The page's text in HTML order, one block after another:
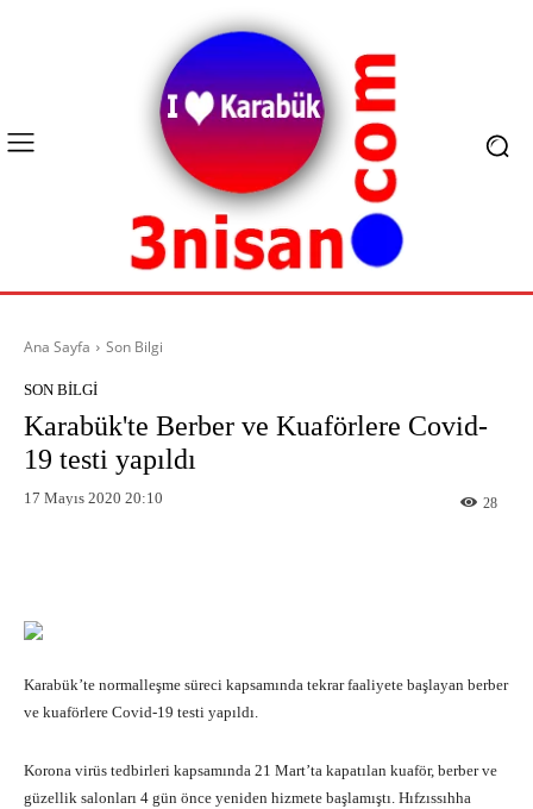
Ana Sayfa Son Bilgi
SON BILGI
Karabük'te Berber ve Kuaförlere Covid-
19 testi yapıldı
17 Mayıs 2020 20:10 28
Karabük’te normalleşme süreci kapsamında tekrar faaliyete başlayan berber
ve kuaförlere Covid-19 testi yapıldı.
Korona virüs tedbirleri kapsamında 21 Mart’ta kapatılan kuaför, berber ve
güzellik salonları 4 gün önce yeniden hizmete başlamıştı. Hıfzıssıhha